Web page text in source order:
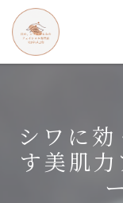
シワに
す美肌